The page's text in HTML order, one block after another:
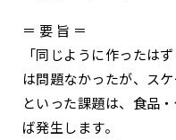
＝ 要 旨 ＝
「同じように作ったは
は問題なかったが、ス
といった課題は、食品
ば発生します。